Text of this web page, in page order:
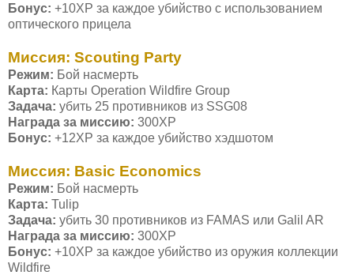
Бонус: +10ХР за каждое убийство с использованием
оптического прицела
Миссия: Scouting Party
Режим: Бой насмерть
Карта: Карты Operation Wildfire Group
Задача: убить 25 противников из SSG08
Награда за миссию: 300ХР
Бонус: +12ХР за каждое убийство хэдшотом
Миссия: Basic Economics
Режим: Бой насмерть
Карта: Tulip
Задача: убить 30 противников из FAMAS или Galil AR
Награда за миссию: 300ХР
Бонус: +10ХР за каждое убийство из оружия коллекции
Wildfire